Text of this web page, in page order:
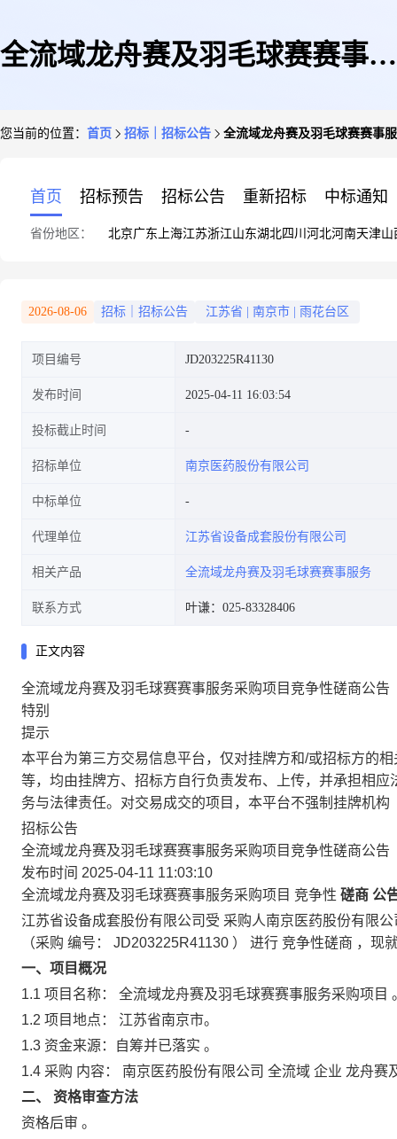
全流域龙舟赛及羽毛球赛赛事服
您当前的位置： 首页 招标｜招标公告 全流域龙舟赛及羽毛球赛赛事
首页 招标预告 招标公告 重新招标 中标通知
省份地区： 北京广东 上海江苏浙江山东湖北四川 河北河南天津山
2026-08-06 招标｜招标公告 江苏省 南京市 雨花台区
项目编号 JD203225R41130
发布时间 2025-04-11 16:03:54
投标截止时间
招标单位 南京医药股份有限公司
中标单位
代理单位 江苏省设备成套股份有限公司
相关产品 全流域龙舟赛及羽毛球赛赛事服务
联系方式 叶谦：025-83328406
正文内容
全流域龙舟赛及羽毛球赛赛事服务采购项目竞争性磋商公告
特别
提示
本平台为第三方交易信息平台，仅对挂牌方和/或招标方的
等，均由挂牌方、招标方自行负责发布、上传，并承担相
务与法律责任。对交易成交的项目，本平台不强制挂牌机构
招标公告
全流域龙舟赛及羽毛球赛赛事服务采购项目竞争性磋商公告
发布时间 2025-04-11 11:03:10
全流域龙舟赛及羽毛球赛赛事服务采购项目 竞争性 磋商 公
江苏省设备成套股份有限公司受 采购人南京医药股份有限
（采购 编号： JD203225R41130 ） 进行 竞争性磋商 ，现
一、项目概况
1.1 项目名称： 全流域龙舟赛及羽毛球赛赛事服务采购项目
1.2 项目地点： 江苏省南京市。
1.3 资金来源：自筹并已落实 。
1.4 采购 内容： 南京医药股份有限公司 全流域 企业 龙舟赛
二、 资格审查方法
资格后审 。